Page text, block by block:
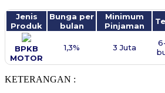
Jenis
Produk
Bunga per
bulan
Minimum
Pinjaman
BPKB
MOTOR
1,3% 3 Juta
KETERANGAN :